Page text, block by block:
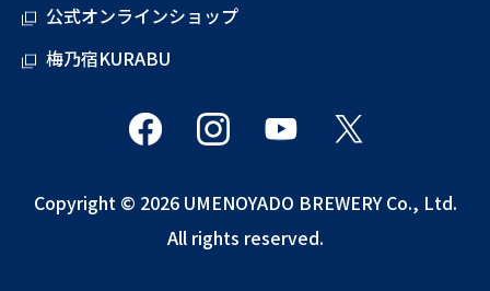
公式オンラインショップ
梅乃宿KURABU
Copyright © 2026 UMENOYADO BREWERY Co., Ltd.
All rights reserved.